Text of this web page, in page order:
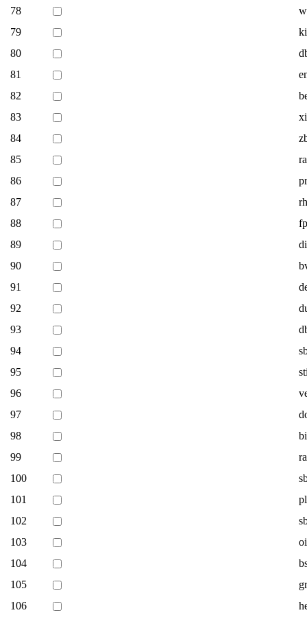
78
79
80
81
82
83
84
85
86
87
88
89
90
91
92
93
94
95
96
97
98
99
100
101
102
103
104
105
106